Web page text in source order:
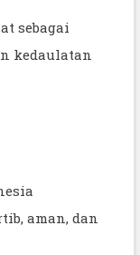
sebagai
kedaulatan
aman, dan